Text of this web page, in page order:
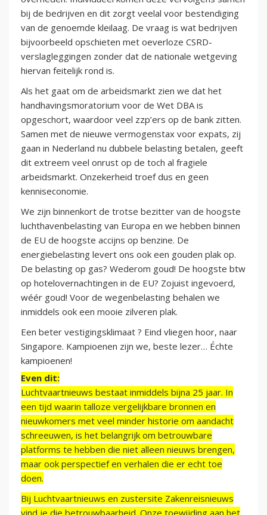
bij de bedrijven en dit zorgt veelal voor bestendiging
van de genoemde kleilaag. De vraag is wat bedrijven
bijvoorbeeld opschieten met oeverloze CSRD-
verslagleggingen zonder dat de nationale wetgeving
hiervan feitelijk rond is.
Als het gaat om de arbeidsmarkt zien we dat het
handhavingsmoratorium voor de Wet DBA is
opgeschort, waardoor veel zzp’ers op de bank zitten.
Samen met de nieuwe vermogenstax voor expats, zij
gaan in Nederland nu dubbele belasting betalen, geeft
dit extreem veel onrust op de toch al fragiele
arbeidsmarkt. Onzekerheid troef dus en geen
kenniseconomie.
We zijn binnenkort de trotse bezitter van de hoogste
luchthavenbelasting van Europa en we hebben binnen
de EU de hoogste accijns op benzine. De
energiebelasting levert ons ook een gouden plak op.
De belasting op gas? Wederom goud! De hoogste btw
op hotelovernachtingen in de EU? Zojuist ingevoerd,
wéér goud! Voor de wegenbelasting behalen we
inmiddels ook een mooie zilveren plak.
Een beter vestigingsklimaat ? Eind vliegen hoor, naar
Singapore. Kampioenen zijn we, beste lezer… Échte
kampioenen!
Even dit:
Luchtvaartnieuws bestaat inmiddels bijna 25 jaar. In
een tijd waarin talloze vergelijkbare bronnen en
nieuwkomers met veel minder historie om aandacht
schreeuwen, is het belangrijk om betrouwbare
platforms te hebben die niet alleen nieuws brengen,
maar ook perspectief en verhalen die er echt toe
doen.
Bij Luchtvaartnieuws en zustersite Zakenreisnieuws